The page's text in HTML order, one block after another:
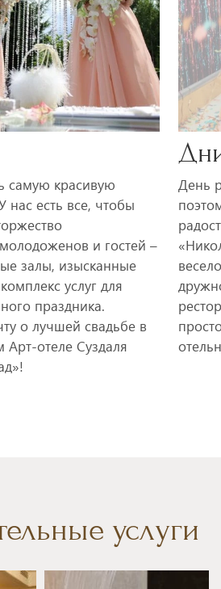
самую красивую
нас есть все, чтобы
и гостей –
залы, изысканные
услуг для
праздника.
о лучшей свадьбе в
отеле Суздаля
День
услуги